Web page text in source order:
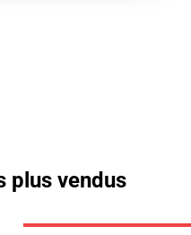
plus vendus